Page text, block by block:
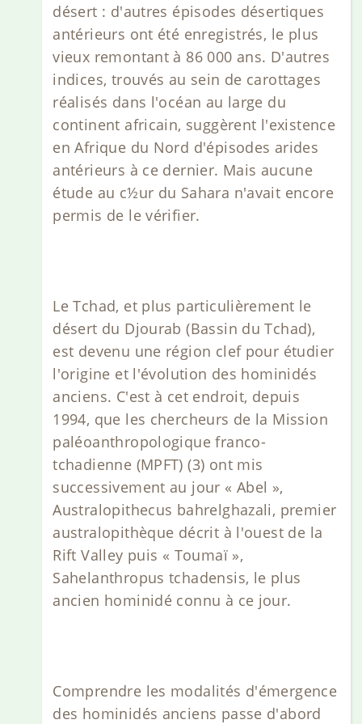
désert : d'autres épisodes désertiques
antérieurs ont été enregistrés, le plus
vieux remontant à 86 000 ans. D'autres
indices, trouvés au sein de carottages
réalisés dans l'océan au large du
continent africain, suggèrent l'existence
en Afrique du Nord d'épisodes arides
antérieurs à ce dernier. Mais aucune
étude au c½ur du Sahara n'avait encore
permis de le vérifier.
Le Tchad, et plus particulièrement le
désert du Djourab (Bassin du Tchad),
est devenu une région clef pour étudier
l'origine et l'évolution des hominidés
anciens. C'est à cet endroit, depuis
1994, que les chercheurs de la Mission
paléoanthropologique franco-
tchadienne (MPFT) (3) ont mis
successivement au jour « Abel »,
Australopithecus bahrelghazali, premier
australopithèque décrit à l'ouest de la
Rift Valley puis « Toumaï »,
Sahelanthropus tchadensis, le plus
ancien hominidé connu à ce jour.
Comprendre les modalités d'émergence
des hominidés anciens passe d'abord